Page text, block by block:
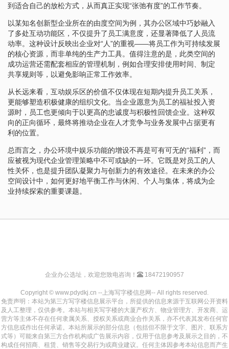
到适合自己的放松方式，从而真正实现“张弛有度”的工作节奏。
以某知名创新型企业所在的由度空间为例，其办公区域中巧妙融入
了多处互动功能区，不仅提升了员工满意度，还显著降低了人员流
动率。这种设计反映出企业对“人”的重视——将员工作为可持续发展
的核心资源，而非单纯的生产力工具。值得注意的是，此类空间的
成功运营还需配套相应的管理机制，例如合理安排使用时间、制定
共享规则等，以避免影响正常工作效率。
从长远来看，互动娱乐区的价值不仅体现在短期内提升员工关系，
更能够塑造积极健康的组织文化。当企业愿意为员工的福祉投入资
源时，员工也更倾向于以更高的忠诚度与积极性回馈企业。这种双
向的正向循环，最终将推动企业在人才竞争与业务发展中占据更有
利的位置。
总而言之，办公环境中娱乐功能的增设不再是可有可无的“福利”，而
应被视为现代企业管理策略中不可或缺的一环。它既是对员工的人
性关怀，也是提升团队凝聚力与创新力的有效途径。在未来的办公
空间设计中，如何更好地平衡工作与休闲、个人与集体，将成为企
业持续探索的重要课题。
企业办公选址，欢迎您致电咨询！ 18472190957
Copyright © www.pdydkj.cn --上海写字楼信息网-- All rights reserved.
免责声明：本站为第三方写字楼信息展示平台，所提供的信息来源于互联网公开资料
及人工整理，仅供参考。本站与相关写字楼的大厦产权方、物业管理方、开发商、运
营方等主体不存在任何隶属关系、授权关系或商业合作关系，亦不代表其发布任何官
方信息或作出任何承诺。本站所展示的部分信息（包括但不限于文字、图片、联系方
式等）可能来自第三方合作机构或广告展示内容，仅用于信息参考及展示之目的，不
构成任何招商、租赁、销售等交易行为或商业建议。任何主体因参考本站信息而产生